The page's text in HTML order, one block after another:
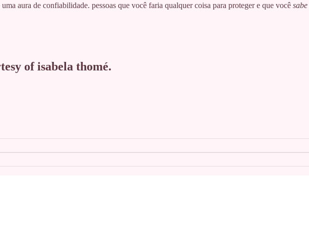
aura de confiabilidade. pessoas que você faria qualquer coisa para proteger e que você sabe
of isabela thomé.